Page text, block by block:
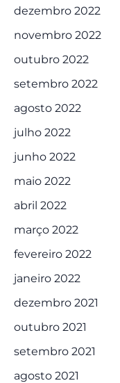
dezembro 2022
novembro 2022
outubro 2022
setembro 2022
agosto 2022
julho 2022
junho 2022
maio 2022
abril 2022
março 2022
fevereiro 2022
janeiro 2022
dezembro 2021
outubro 2021
setembro 2021
agosto 2021